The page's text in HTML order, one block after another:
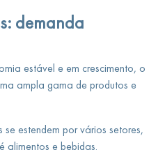
demanda
estável e em crescimento, o
ampla gama de produtos e
estendem por vários setores,
alimentos e bebidas.